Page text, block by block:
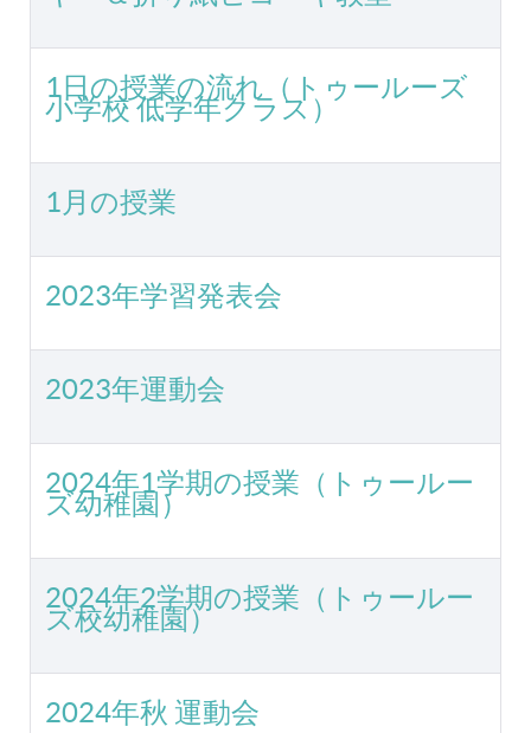
1日の授業の流れ（トゥールーズ
小学校 低学年クラス）
1月の授業
2023年学習発表会
2023年運動会
2024年1学期の授業（トゥールー
ズ幼稚園）
2024年2学期の授業（トゥールー
ズ校幼稚園）
2024年秋 運動会